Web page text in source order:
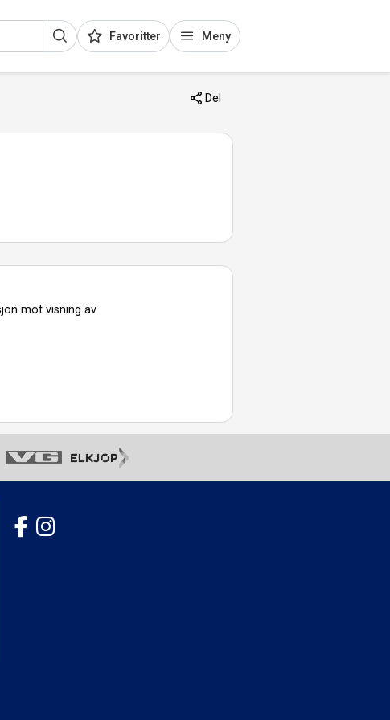
Favoritter Meny
Del
mot visning av